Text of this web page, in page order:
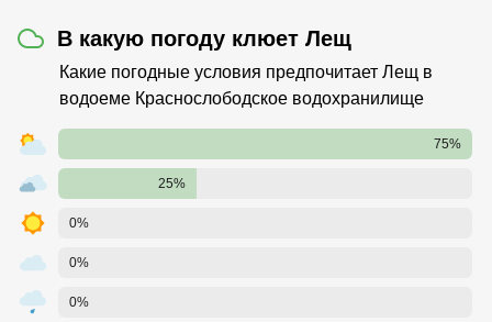
В какую погоду клюет Лещ
Какие погодные условия предпочитает Лещ в
водоеме Краснослободское водохранилище
75%
25%
0%
0%
0%